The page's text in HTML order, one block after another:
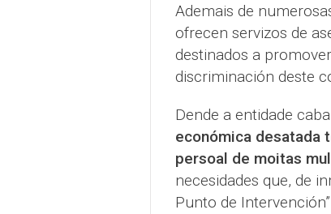
Ademais de
ofrecen servizos de
destinados a
discriminación deste
Dende a entidade
económica desatada
persoal de moitas
necesidades que, de
Punto de